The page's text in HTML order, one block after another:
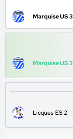
Marquise US 3
Marquise US 3
Licques ES 2